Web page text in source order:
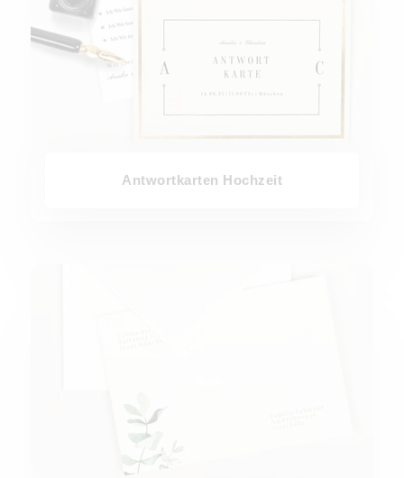
Antwortkarten Hochzeit